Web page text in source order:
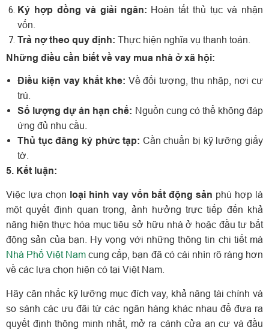
Ký hợp đồng và giải ngân: Hoàn tất thủ tục và nhận
vốn.
Trả nợ theo quy định: Thực hiện nghĩa vụ thanh toán.
Những điều cần biết về vay mua nhà ở xã hội:
Điều kiện vay khắt khe: Về đối tượng, thu nhập, nơi cư
trú.
Số lượng dự án hạn chế: Nguồn cung có thể không đáp
ứng đủ nhu cầu.
Thủ tục đăng ký phức tạp: Cần chuẩn bị kỹ lưỡng giấy
tờ.
5. Kết luận:
Việc lựa chọn loại hình vay vốn bất động sản phù hợp là
một quyết định quan trọng, ảnh hưởng trực tiếp đến khả
năng hiện thực hóa mục tiêu sở hữu nhà ở hoặc đầu tư bất
động sản của bạn. Hy vọng với những thông tin chi tiết mà
Nhà Phố Việt Nam cung cấp, bạn đã có cái nhìn rõ ràng hơn
về các lựa chọn hiện có tại Việt Nam.
Hãy cân nhắc kỹ lưỡng mục đích vay, khả năng tài chính và
so sánh các ưu đãi từ các ngân hàng khác nhau để đưa ra
quyết định thông minh nhất, mở ra cánh cửa an cư và đầu